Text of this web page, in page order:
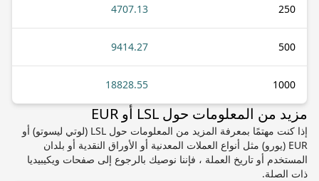
250
4707.13
500
9414.27
1000
18828.55
مزيد من المعلومات حول LSL أو EUR
إذا كنت مهتمًا بمعرفة المزيد من المعلومات حول LSL (لوتي ليسوتو) أو
EUR (يورو) مثل أنواع العملات المعدنية أو الأوراق النقدية أو بلدان
المستخدم أو تاريخ العملة ، فإننا نوصيك بالرجوع إلى صفحات ويكيبيديا
ذات الصلة.